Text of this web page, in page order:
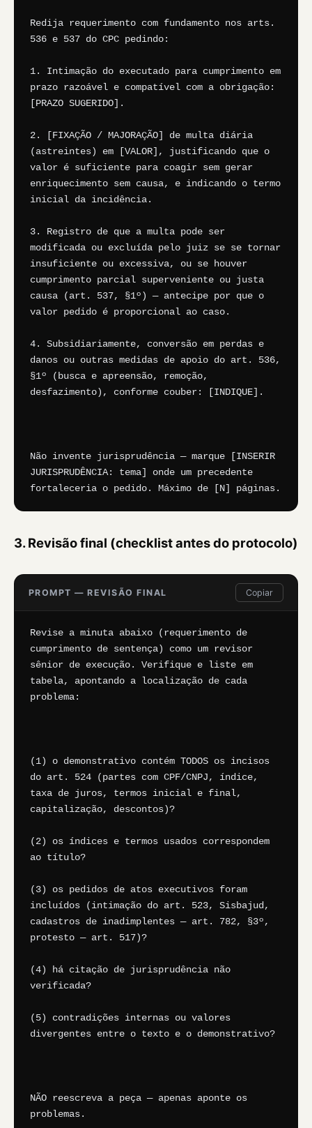
Redija requerimento com fundamento nos arts.
536 e 537 do CPC pedindo:
1. Intimação do executado para cumprimento em
prazo razoável e compatível com a obrigação:
[PRAZO SUGERIDO].
2. [FIXAÇÃO / MAJORAÇÃO] de multa diária
(astreintes) em [VALOR], justificando que o
valor é suficiente para coagir sem gerar
enriquecimento sem causa, e indicando o termo
inicial da incidência.
3. Registro de que a multa pode ser
modificada ou excluída pelo juiz se se tornar
insuficiente ou excessiva, ou se houver
cumprimento parcial superveniente ou justa
causa (art. 537, §1º) — antecipe por que o
valor pedido é proporcional ao caso.
4. Subsidiariamente, conversão em perdas e
danos ou outras medidas de apoio do art. 536,
§1º (busca e apreensão, remoção,
desfazimento), conforme couber: [INDIQUE].
Não invente jurisprudência — marque [INSERIR
JURISPRUDÊNCIA: tema] onde um precedente
fortaleceria o pedido. Máximo de [N] páginas.
3. Revisão final (checklist antes do protocolo)
PROMPT — REVISÃO FINAL Copiar
Revise a minuta abaixo (requerimento de
cumprimento de sentença) como um revisor
sênior de execução. Verifique e liste em
tabela, apontando a localização de cada
problema:
(1) o demonstrativo contém TODOS os incisos
do art. 524 (partes com CPF/CNPJ, índice,
taxa de juros, termos inicial e final,
capitalização, descontos)?
(2) os índices e termos usados correspondem
ao título?
(3) os pedidos de atos executivos foram
incluídos (intimação do art. 523, Sisbajud,
cadastros de inadimplentes — art. 782, §3º,
protesto — art. 517)?
(4) há citação de jurisprudência não
verificada?
(5) contradições internas ou valores
divergentes entre o texto e o demonstrativo?
NÃO reescreva a peça — apenas aponte os
problemas.